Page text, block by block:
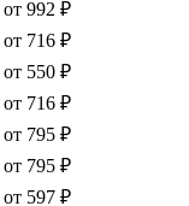
от 992 ₽
от 716 ₽
от 550 ₽
от 716 ₽
от 795 ₽
от 795 ₽
от 597 ₽